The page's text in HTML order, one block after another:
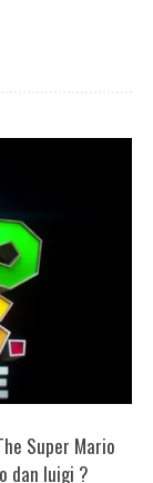
Super Mario
dan luigi ?